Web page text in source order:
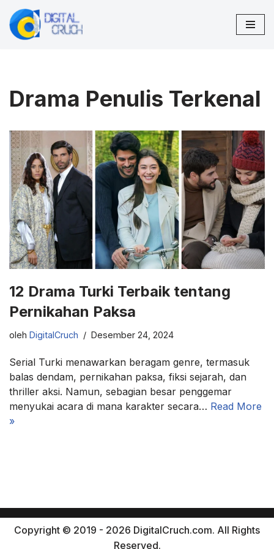
Lompat
Drama Penulis Terkenal
12 Drama Turki Terbaik tentang
Pernikahan Paksa
oleh DigitalCruch Desember 24, 2024
Serial Turki menawarkan beragam genre, termasuk
balas dendam, pernikahan paksa, fiksi sejarah, dan
thriller aksi. Namun, sebagian besar penggemar
menyukai acara di mana karakter secara… Read More
»
Copyright © 2019 - 2026 DigitalCruch.com. All Rights
Reserved.